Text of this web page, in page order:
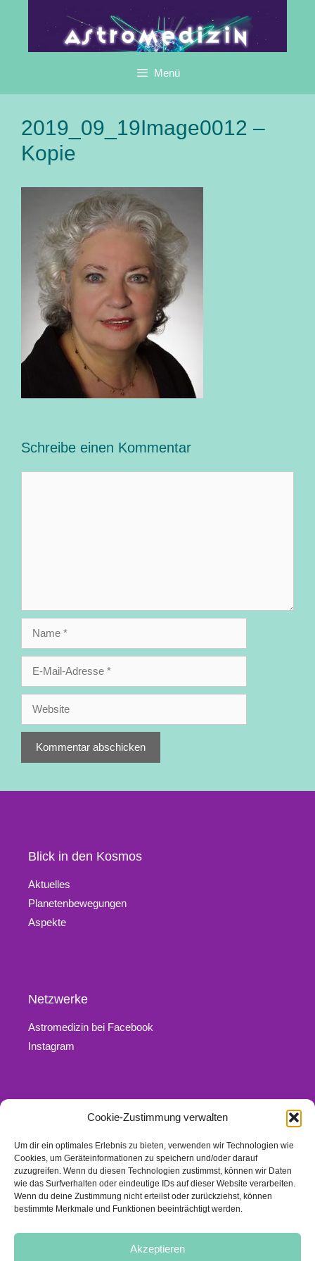
Cookie-Zustimmung verwalten
Um dir ein optimales Erlebnis zu bieten, verwenden wir Technologien wie
Cookies, um Geräteinformationen zu speichern und/oder darauf
zuzugreifen. Wenn du diesen Technologien zustimmst, können wir Daten
wie das Surfverhalten oder eindeutige IDs auf dieser Website verarbeiten.
Wenn du deine Zustimmung nicht erteilst oder zurückziehst, können
bestimmte Merkmale und Funktionen beeinträchtigt werden.
Akzeptieren
Menü
2019_09_19Image0012 –
Kopie
Schreibe einen Kommentar
Mail-
Adresse
Blick in den Kosmos
Aktuelles
Planetenbewegungen
Aspekte
Netzwerke
Astromedizin bei Facebook
Instagram
Rechtliches
Kontakt
Impressum
Datenschutz
Links